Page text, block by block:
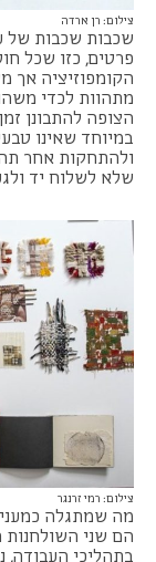
צילום: רן ארדה
שכבות שכבות של
פרטים, כזו שכל
הקומפוזיציה אך
מתהוות לכדי
הצופה להתבונן
במיוחד שאינו
ולהתחקות אחר
שלא לשלוח יד
צילום: רמי זרנגר
מה שמתגלה
הם שני השולחנות
בתהליכי העבודה,